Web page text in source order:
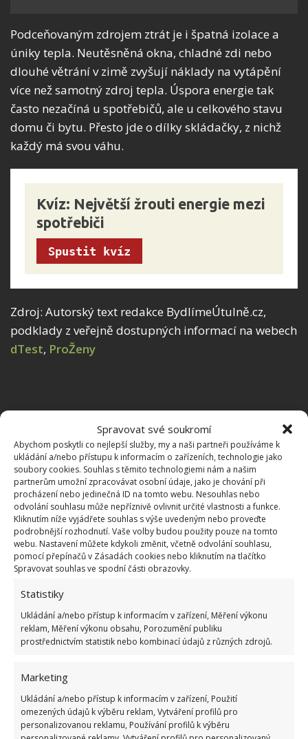
Spravovat své soukromí
Abychom poskytli co nejlepší služby, my a naši partneři používáme k
ukládání a/nebo přístupu k informacím o zařízeních, technologie jako
soubory cookies. Souhlas s těmito technologiemi nám a našim
partnerům umožní zpracovávat osobní údaje, jako je chování při
procházení nebo jedinečná ID na tomto webu. Nesouhlas nebo
odvolání souhlasu může nepříznivě ovlivnit určité vlastnosti a funkce.
Kliknutím níže vyjádřete souhlas s výše uvedeným nebo proveďte
podrobnější rozhodnutí. Vaše volby budou použity pouze na tomto
webu. Nastavení můžete kdykoli změnit, včetně odvolání souhlasu,
pomocí přepínačů v Zásadách cookies nebo kliknutím na tlačítko
Spravovat souhlas ve spodní části obrazovky.
Statistiky
Ukládání a/nebo přístup k informacím v zařízení, Měření výkonu
reklam, Měření výkonu obsahu, Porozumění publiku
prostřednictvím statistik nebo kombinací údajů z různých zdrojů.
Marketing
Ukládání a/nebo přístup k informacím v zařízení, Použití
omezených údajů k výběru reklam, Vytváření profilů pro
personalizovanou reklamu, Používání profilů k výběru
Podceňovaným zdrojem ztrát je i špatná izolace a
úniky tepla. Neutěsněná okna, chladné zdi nebo
dlouhé větrání v zimě zvyšují náklady na vytápění
více než samotný zdroj tepla. Úspora energie tak
často nezačíná u spotřebičů, ale u celkového stavu
domu či bytu. Přesto jde o dílky skládačky, z nichž
každý má svou váhu.
Kvíz: Největší žrouti energie mezi
spotřebiči
Spustit kvíz
Zdroj: Autorský text redakce BydlímeÚtulně.cz,
podklady z veřejně dostupných informací na webech
dTest, ProŽeny
ENERGIE SPOTŘEBIČE ÚSPORA
Přidejte svůj názor
KOMENTOVAT